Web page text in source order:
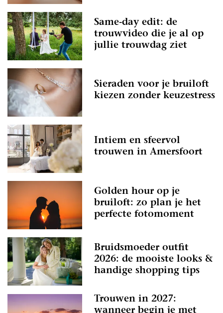
Same-day edit: de
trouwvideo die je al op
jullie trouwdag ziet
Sieraden voor je bruiloft
kiezen zonder keuzestress
Intiem en sfeervol
trouwen in Amersfoort
Golden hour op je
bruiloft: zo plan je het
perfecte fotomoment
Bruidsmoeder outfit
2026: de mooiste looks &
handige shopping tips
Trouwen in 2027:
wanneer begin je met